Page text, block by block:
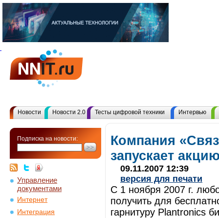
Новости Новости 2.0 Тесты цифровой техники Интервью
Подписка на новости:
Управление
документами
Интернет
Интеграция
Компания
запускает
09.11.2007 12:39
версия для печати
С 1 ноября 2007 г.
получить для
гарнитуру Plantronics